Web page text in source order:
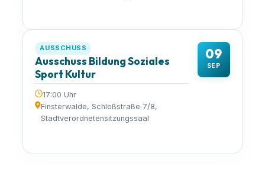
09
SEP
AUSSCHUSS
Ausschuss Bildung Soziales
Sport Kultur
17:00 Uhr
Finsterwalde, Schloßstraße 7/8,
Stadtverordnetensitzungssaal